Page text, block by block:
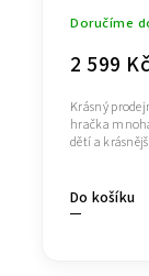
Doručíme
2 599 Kč
Do košíku
Krásný
hračka
dětí a